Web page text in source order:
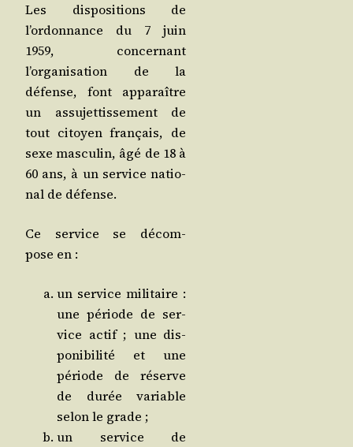
Les dis­po­si­tions de
l’ordonnance du 7 juin
1959, concer­nant
l’organisation de la
défense, font appa­raître
un assu­jet­tis­se­ment de
tout citoyen fran­çais, de
sexe mas­cu­lin, âgé de 18 à
60 ans, à un ser­vice natio­
nal de défense.
Ce ser­vice se décom­
pose en :
un ser­vice mili­taire :
une période de ser­
vice actif ; une dis­
po­ni­bi­li­té et une
période de réserve
de durée variable
selon le grade ;
un ser­vice de